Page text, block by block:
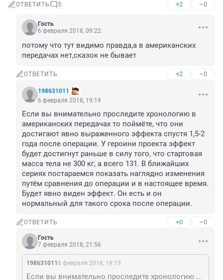
ОТВЕТИТЬ 5 +2 –0
Гость
6 февраля 2018, 09:22
потому что тут видимо правда,а в американских
передачах нет,сказок не бывает
ОТВЕТИТЬ +2 –0
198631011
6 февраля 2018, 19:19
Если вы внимательно проследите хронологию в
американских передачах то поймёте, что они
достигают явно выраженного эффекта спустя 1,5-2
года после операции. У героини проекта эффект
будет достигнут раньше в силу того, что стартовая
масса тела не 300 кг, а всего 131. В ближайших
сериях постараемся показать наглядно изменения
путём сравнения до операции и в настоящее время.
Будет явно виден эффект. Он есть и он
нормальный для такого срока после операции.
ОТВЕТИТЬ +0 –0
Гость
7 февраля 2018, 21:56
198631011 6 февраля 2018, 19:19
Если вы внимательно проследите хронологию в американских передачах то поймёте, что они достигают явно выраженного эффекта спустя 1,5-2 года после операции. У героини проекта эффект будет достигнут раньше в силу того, что стартовая масса тела не 300 кг, а всего 131. В ближайших сериях постараемся показать наглядно изменения путём сравнения до операции и в настоящее время. Будет явно виден эффект. Он есть и он нормальный для такого срока после операции.